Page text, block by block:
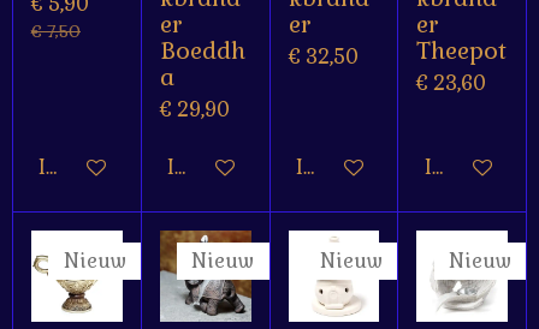
€ 7,50
In winkelwagen
er
Boeddh
a
€ 29,90
In winkelwagen
er
€ 32,50
In winkelwagen
er
Theepot
€ 23,60
In
Nieuw Nieuw Nieuw Nieuw